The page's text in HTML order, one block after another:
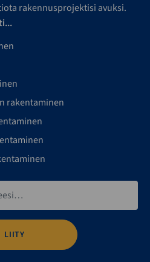
rakennusprojektisi avuksi.
rakentaminen